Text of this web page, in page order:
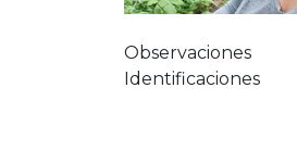
Observaciones
Identificaciones